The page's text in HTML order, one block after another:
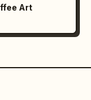
Art